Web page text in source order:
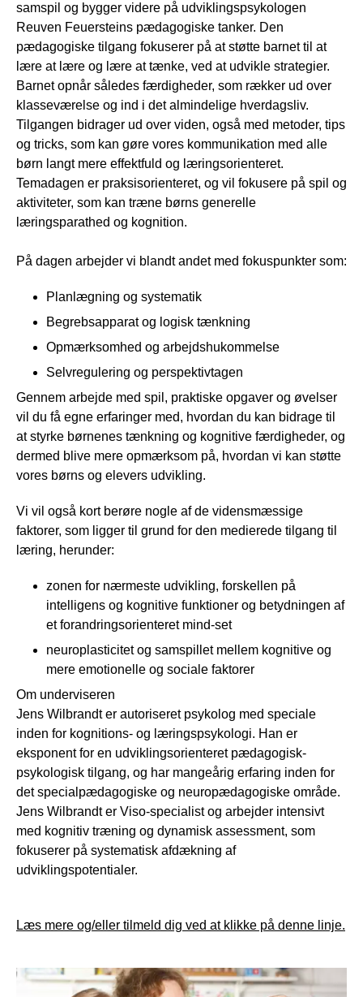
samspil og bygger videre på udviklingspsykologen
Reuven Feuersteins pædagogiske tanker. Den
pædagogiske tilgang fokuserer på at støtte barnet til at
lære at lære og lære at tænke, ved at udvikle strategier.
Barnet opnår således færdigheder, som rækker ud over
klasseværelse og ind i det almindelige hverdagsliv.
Tilgangen bidrager ud over viden, også med metoder, tips
og tricks, som kan gøre vores kommunikation med alle
børn langt mere effektfuld og læringsorienteret.
Temadagen er praksisorienteret, og vil fokusere på spil og
aktiviteter, som kan træne børns generelle
læringsparathed og kognition.
På dagen arbejder vi blandt andet med fokuspunkter som:
Planlægning og systematik
Begrebsapparat og logisk tænkning
Opmærksomhed og arbejdshukommelse
Selvregulering og perspektivtagen
Gennem arbejde med spil, praktiske opgaver og øvelser
vil du få egne erfaringer med, hvordan du kan bidrage til
at styrke børnenes tænkning og kognitive færdigheder, og
dermed blive mere opmærksom på, hvordan vi kan støtte
vores børns og elevers udvikling.
Vi vil også kort berøre nogle af de vidensmæssige
faktorer, som ligger til grund for den medierede tilgang til
læring, herunder:
zonen for nærmeste udvikling, forskellen på
intelligens og kognitive funktioner og betydningen af
et forandringsorienteret mind-set
neuroplasticitet og samspillet mellem kognitive og
mere emotionelle og sociale faktorer
Om underviseren
Jens Wilbrandt er autoriseret psykolog med speciale
inden for kognitions- og læringspsykologi. Han er
eksponent for en udviklingsorienteret pædagogisk-
psykologisk tilgang, og har mangeårig erfaring inden for
det specialpædagogiske og neuropædagogiske område.
Jens Wilbrandt er Viso-specialist og arbejder intensivt
med kognitiv træning og dynamisk assessment, som
fokuserer på systematisk afdækning af
udviklingspotentialer.
Læs mere og/eller tilmeld dig ved at klikke på denne linje.